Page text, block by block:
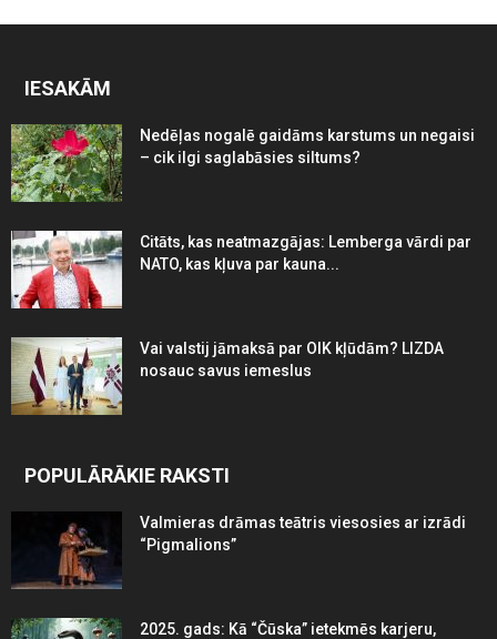
IESAKĀM
Nedēļas nogalē gaidāms karstums un negaisi
– cik ilgi saglabāsies siltums?
Citāts, kas neatmazgājas: Lemberga vārdi par
NATO, kas kļuva par kauna...
Vai valstij jāmaksā par OIK kļūdām? LIZDA
nosauc savus iemeslus
POPULĀRĀKIE RAKSTI
Valmieras drāmas teātris viesosies ar izrādi
“Pigmalions”
2025. gads: Kā “Čūska” ietekmēs karjeru,